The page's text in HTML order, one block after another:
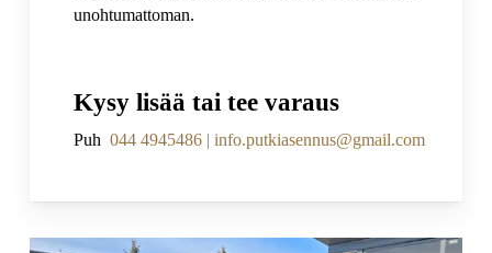
unohtumattoman.
Kysy lisää tai tee varaus
Puh044 4945486 |info.putkiasennus@gmail.com